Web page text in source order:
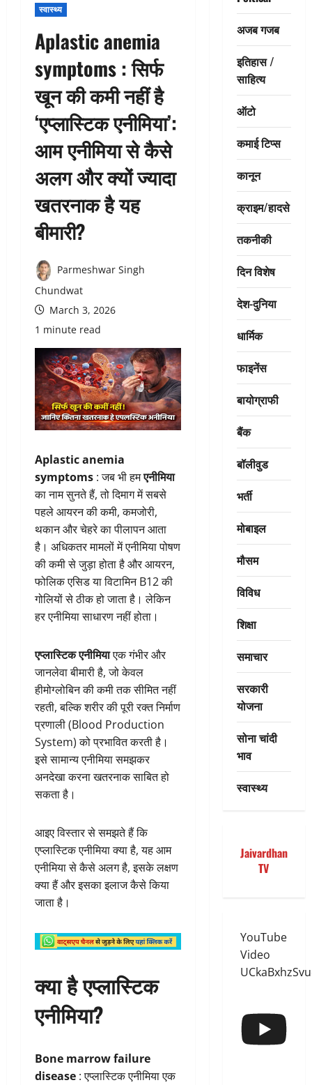
स्वास्थ्य
Aplastic anemia
symptoms : सिर्फ
खून की कमी नहीं है
‘एप्लास्टिक एनीमिया’:
आम एनीमिया से कैसे
अलग और क्यों ज्यादा
खतरनाक है यह
बीमारी?
Parmeshwar Singh
Chundwat
March 3, 2026
1 minute read
Aplastic anemia
symptoms : जब भी हमएनीमिया
का नाम सुनते हैं, तो दिमाग में सबसे
पहले आयरन की कमी, कमजोरी,
थकान और चेहरे का पीलापन आता
है। अधिकतर मामलों में एनीमिया पोषण
की कमी से जुड़ा होता है और आयरन,
फोलिक एसिड या विटामिन B12 की
गोलियों से ठीक हो जाता है। लेकिन
हर एनीमिया साधारण नहीं होता।
एप्लास्टिक एनीमियाएक गंभीर और
जानलेवा बीमारी है, जो केवल
हीमोग्लोबिन की कमी तक सीमित नहीं
रहती, बल्कि शरीर की पूरी रक्त निर्माण
प्रणाली (Blood Production
System) को प्रभावित करती है।
इसे सामान्य एनीमिया समझकर
अनदेखा करना खतरनाक साबित हो
सकता है।
आइए विस्तार से समझते हैं कि
एप्लास्टिक एनीमिया क्या है, यह आम
एनीमिया से कैसे अलग है, इसके लक्षण
क्या हैं और इसका इलाज कैसे किया
जाता है।
क्या है एप्लास्टिक
एनीमिया?
Bone marrow failure
disease : एप्लास्टिक एनीमिया एक
अजब गजब
इतिहास /
साहित्य
ऑटो
कमाई टिप्स
कानून
क्राइम/हादसे
तकनीकी
दिन विशेष
देश-दुनिया
धार्मिक
फाइनेंस
बायोग्राफी
बैंक
बॉलीवुड
भर्ती
मोबाइल
मौसम
विविध
शिक्षा
समाचार
सरकारी
योजना
सोना चांदी
भाव
स्वास्थ्य
Jaivardhan
TV
YouTube
Video